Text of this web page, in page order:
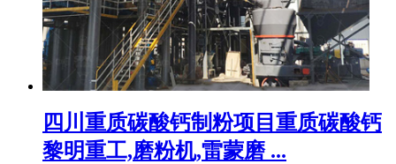
四川重质碳酸钙制粉项目重质碳酸钙
黎明重工,磨粉机,雷蒙磨 ...